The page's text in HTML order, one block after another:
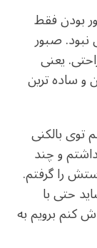
بودن فقط
نبود. صبور
یعنی
و ساده ترین
توی بالکنی
و چند
را گرفتم.
حتی با
کنم برویم به